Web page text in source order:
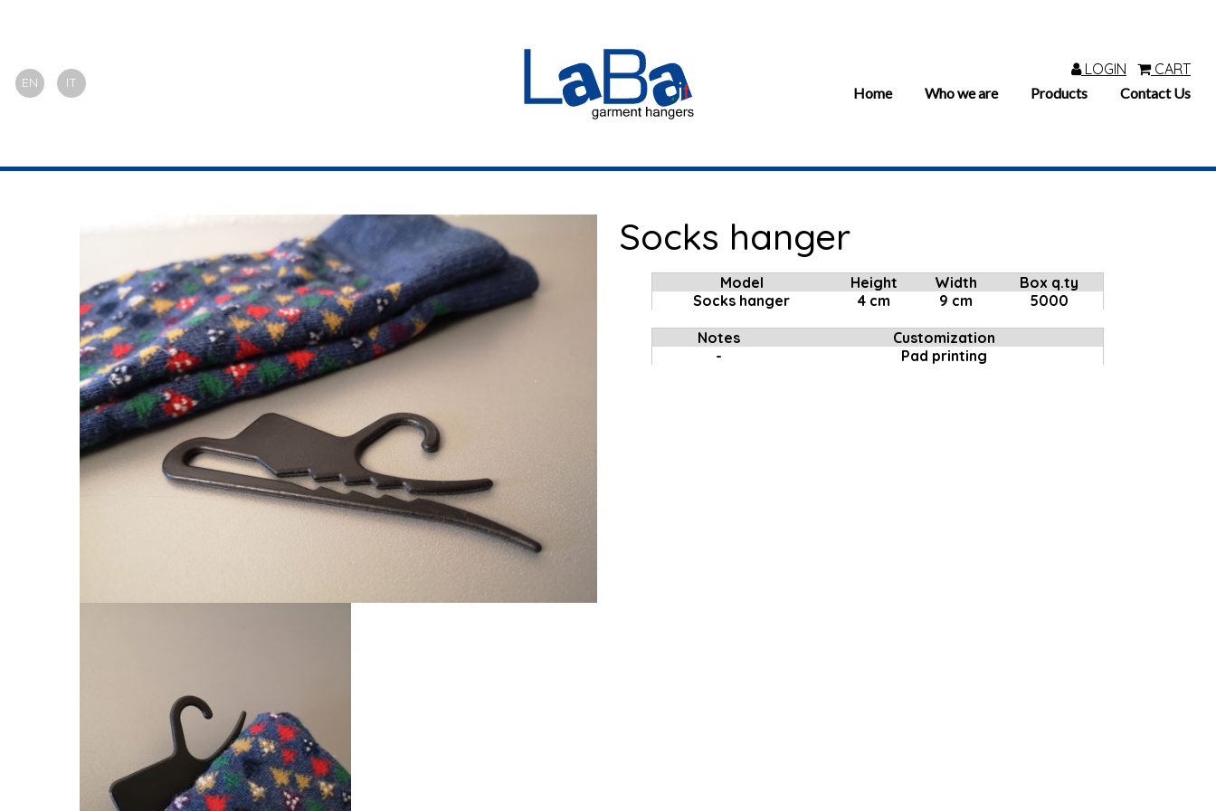
EN IT
LOGIN CART
Home Who we are Products Contact Us
Socks hanger
Model Height Width
Box q.ty
Socks hanger
4 cm 9 cm 5000
Notes
Customization
-
Pad printing